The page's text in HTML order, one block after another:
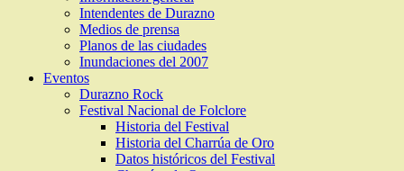
Intendentes de Durazno
Medios de prensa
Planos de las ciudades
Inundaciones del 2007
Eventos
Durazno Rock
Festival Nacional de Folclore
Historia del Festival
Historia del Charrúa de Oro
Datos históricos del Festival